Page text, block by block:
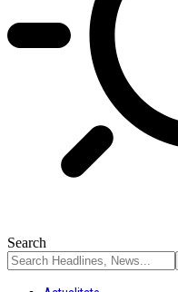
Search